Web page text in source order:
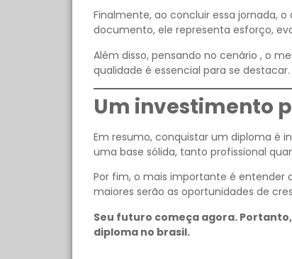
Finalmente, ao concluir essa jornada,
documento, ele representa esforço,
Além disso, pensando no cenário , o
qualidade é essencial para se destacar.
Um investimento
Em resumo, conquistar um diploma é
uma base sólida, tanto profissional
Por fim, o mais importante é entender
maiores serão as oportunidades de
Seu futuro começa agora.
diploma no brasil.